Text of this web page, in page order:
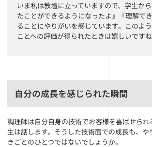
いま私は教壇に立っていますので、学生か
たことができるようになったよ』『理解で
ることにやりがいを感じています。このよ
ことへの評価が得られたときは嬉しいですね
自分の成長を感じられた瞬間
調理師は自分自身の技術でお客様を喜ばせら
生は話します。そうした技術面での成長も、や
きごとのひとつではないでしょうか。